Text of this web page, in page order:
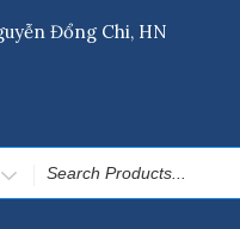
Đổng Chi, HN